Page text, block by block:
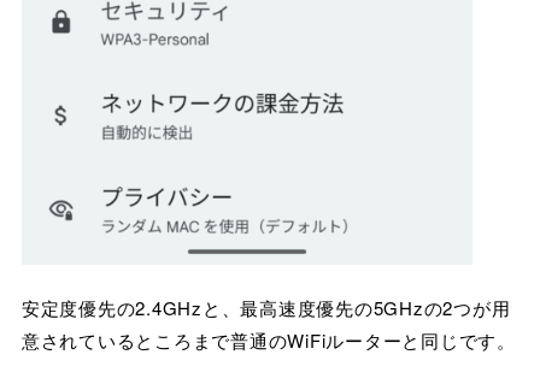
安定度優先の2.4GHzと、最高速度優先の5GHzの2つが用
意されているところまで普通のWiFiルーターと同じです。